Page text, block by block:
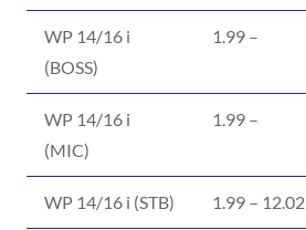
WP 14/16 i
(BOSS)
1.99 –
WP 14/16 i
(MIC)
1.99 –
WP 14/16 i (STB) 1.99 – 12.02